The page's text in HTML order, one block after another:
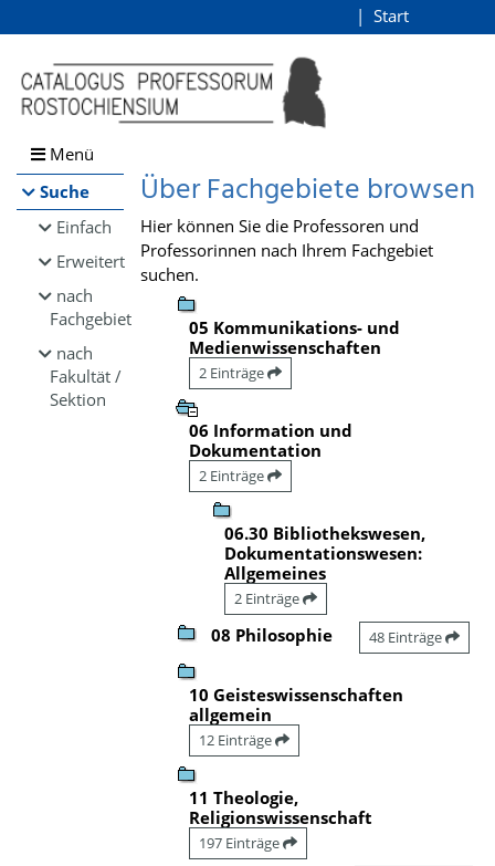
Browsen
direkt zum Inhalt
Start
Menü
Suche
Einfach
Erweitert
nach
Fachgebiet
nach
Fakultät /
Sektion
Über Fachgebiete browsen
Hier können Sie die Professoren und
Professorinnen nach Ihrem Fachgebiet
suchen.
05 Kommunikations- und
Medienwissenschaften
2 Einträge
06 Information und
Dokumentation
2 Einträge
06.30 Bibliothekswesen,
Dokumentationswesen:
Allgemeines
2 Einträge
08 Philosophie 48 Einträge
10 Geisteswissenschaften
allgemein
12 Einträge
11 Theologie,
Religionswissenschaft
197 Einträge